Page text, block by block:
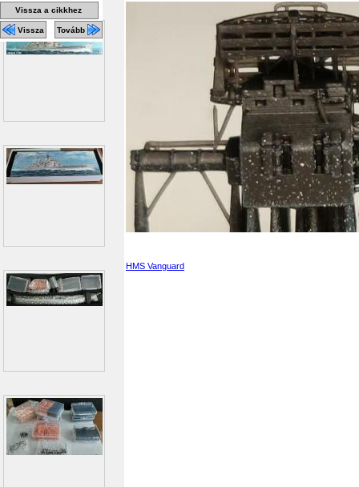
HMS Vanguard
Vissza a cikkhez
Vissza Tovább